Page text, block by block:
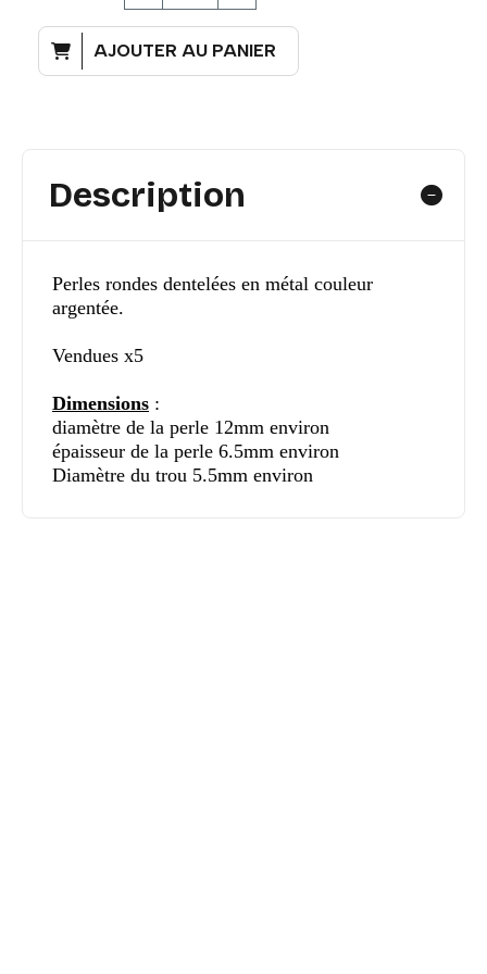
AJOUTER AU PANIER
Description
Perles rondes dentelées en métal couleur
argentée.
Vendues x5
Dimensions :
diamètre de la perle 12mm environ
épaisseur de la perle 6.5mm environ
Diamètre du trou 5.5mm environ